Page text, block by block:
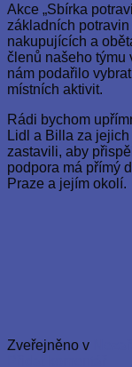
Akce „Sbírka
základních
nakupujících a
členů našeho týmu
nám podařilo
místních aktivit.
Rádi bychom
Lidl a Billa za
zastavili, aby
podpora má přímý
Praze a jejím okolí.
Zveřejněno v